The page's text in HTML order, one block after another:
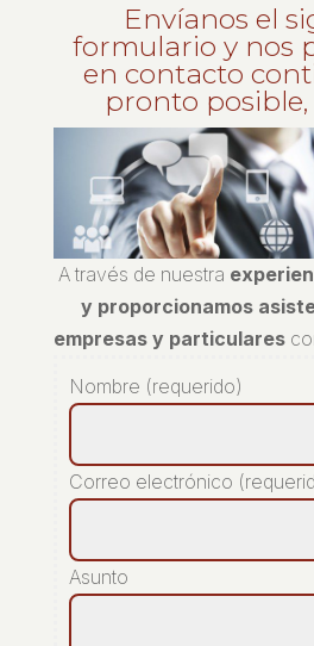
Envíanos el
formulario y nos
en contacto
pronto posible,
A través de nuestra
y proporcionamos
empresas y particulares
Nombre (requerido)
Correo electrónico
Asunto